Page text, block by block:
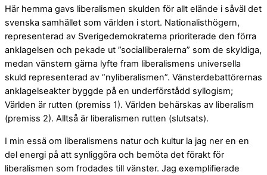
Här hemma gavs liberalismen skulden för allt elände i såväl det
svenska samhället som världen i stort. Nationalisthögern,
representerad av Sverigedemokraterna prioriterade den förra
anklagelsen och pekade ut ”socialliberalerna” som de skyldiga,
medan vänstern gärna lyfte fram liberalismens universella
skuld representerad av ”nyliberalismen”. Vänsterdebattörernas
anklagelseakter byggde på en underförstådd syllogism;
Världen är rutten (premiss 1). Världen behärskas av liberalism
(premiss 2). Alltså är liberalismen rutten (slutsats).
I min essä om liberalismens natur och kultur la jag ner en en
del energi på att synliggöra och bemöta det förakt för
liberalismen som frodades till vänster. Jag exemplifierade